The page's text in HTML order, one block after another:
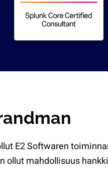
E2 Softwaren
ollut mahdollisuus